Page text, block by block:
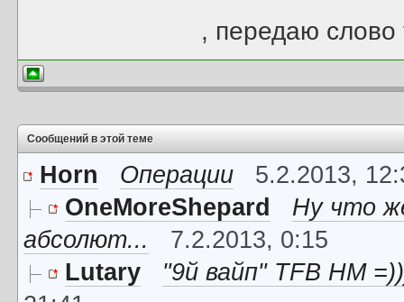
, передаю слово
Сообщений в этой теме
Horn Операции
5.2.2013,
OneMoreShepard
Ну что
абсолют...
7.2.2013, 0:15
Lutary
"9й вайп" TFB HM